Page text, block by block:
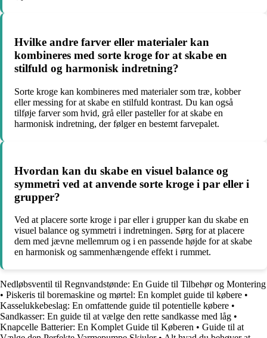
Hvilke andre farver eller materialer kan
kombineres med sorte kroge for at skabe en
stilfuld og harmonisk indretning?
Sorte kroge kan kombineres med materialer som træ, kobber
eller messing for at skabe en stilfuld kontrast. Du kan også
tilføje farver som hvid, grå eller pasteller for at skabe en
harmonisk indretning, der følger en bestemt farvepalet.
Hvordan kan du skabe en visuel balance og
symmetri ved at anvende sorte kroge i par eller i
grupper?
Ved at placere sorte kroge i par eller i grupper kan du skabe en
visuel balance og symmetri i indretningen. Sørg for at placere
dem med jævne mellemrum og i en passende højde for at skabe
en harmonisk og sammenhængende effekt i rummet.
Nedløbsventil til Regnvandstønde: En Guide til Tilbehør og Montering
• Piskeris til boremaskine og mørtel: En komplet guide til købere •
Kasselukkebeslag: En omfattende guide til potentielle købere •
Sandkasser: En guide til at vælge den rette sandkasse med låg •
Knapcelle Batterier: En Komplet Guide til Køberen • Guide til at